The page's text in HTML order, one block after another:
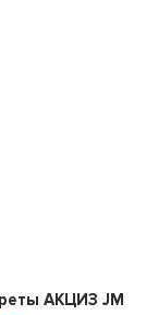
АКЦИЗ JM